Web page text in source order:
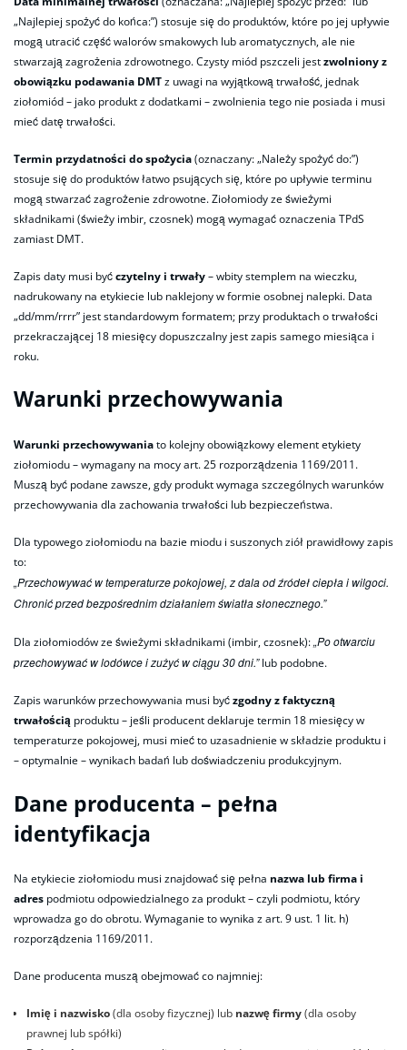
„Najlepiej spożyć do końca:”) stosuje się do produktów, które po jej upływie
mogą utracić część walorów smakowych lub aromatycznych, ale nie
stwarzają zagrożenia zdrowotnego. Czysty miód pszczeli jestzwolniony z
obowiązku podawania DMTz uwagi na wyjątkową trwałość, jednak
ziołomiód – jako produkt z dodatkami – zwolnienia tego nie posiada i musi
mieć datę trwałości.
Termin przydatności do spożycia(oznaczany: „Należy spożyć do:”)
stosuje się do produktów łatwo psujących się, które po upływie terminu
mogą stwarzać zagrożenie zdrowotne. Ziołomiody ze świeżymi
składnikami (świeży imbir, czosnek) mogą wymagać oznaczenia TPdS
zamiast DMT.
Zapis daty musi byćczytelny i trwały– wbity stemplem na wieczku,
nadrukowany na etykiecie lub naklejony w formie osobnej nalepki. Data
„dd/mm/rrrr” jest standardowym formatem; przy produktach o trwałości
przekraczającej 18 miesięcy dopuszczalny jest zapis samego miesiąca i
roku.
Warunki przechowywania
Warunki przechowywaniato kolejny obowiązkowy element etykiety
ziołomiodu – wymagany na mocy art. 25 rozporządzenia 1169/2011.
Muszą być podane zawsze, gdy produkt wymaga szczególnych warunków
przechowywania dla zachowania trwałości lub bezpieczeństwa.
Dla typowego ziołomiodu na bazie miodu i suszonych ziół prawidłowy zapis
to:
„Przechowywać w temperaturze pokojowej, z dala od źródeł ciepła i wilgoci.
Chronić przed bezpośrednim działaniem światła słonecznego.”
Dla ziołomiodów ze świeżymi składnikami (imbir, czosnek):„Po otwarciu
przechowywać w lodówce i zużyć w ciągu 30 dni.”lub podobne.
Zapis warunków przechowywania musi byćzgodny z faktyczną
trwałością produktu – jeśli producent deklaruje termin 18 miesięcy w
temperaturze pokojowej, musi mieć to uzasadnienie w składzie produktu i
– optymalnie – wynikach badań lub doświadczeniu produkcyjnym.
Dane producenta – pełna
identyfikacja
Na etykiecie ziołomiodu musi znajdować się pełna nazwa lub firma i
adres podmiotu odpowiedzialnego za produkt – czyli podmiotu, który
wprowadza go do obrotu. Wymaganie to wynika z art. 9 ust. 1 lit. h)
rozporządzenia 1169/2011.
Dane producenta muszą obejmować co najmniej:
Imię i nazwisko(dla osoby fizycznej) lub nazwę firmy(dla osoby
prawnej lub spółki)